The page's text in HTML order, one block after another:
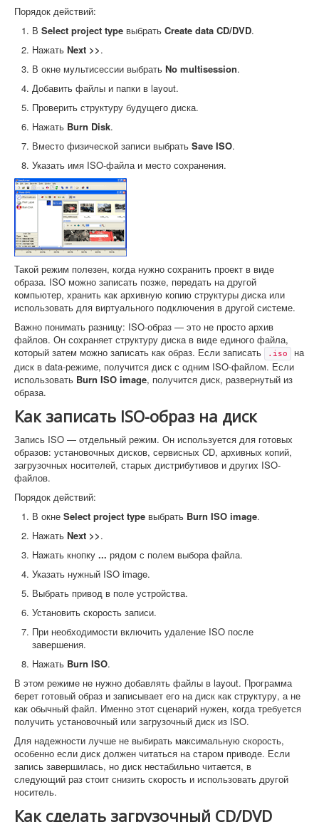
Порядок действий:
В Select project type выбрать Create data CD/DVD.
Нажать Next >>.
В окне мультисессии выбрать No multisession.
Добавить файлы и папки в layout.
Проверить структуру будущего диска.
Нажать Burn Disk.
Вместо физической записи выбрать Save ISO.
Указать имя ISO-файла и место сохранения.
Такой режим полезен, когда нужно сохранить проект в виде
образа. ISO можно записать позже, передать на другой
компьютер, хранить как архивную копию структуры диска или
использовать для виртуального подключения в другой системе.
Важно понимать разницу: ISO-образ — это не просто архив
файлов. Он сохраняет структуру диска в виде единого файла,
который затем можно записать как образ. Если записать
.iso
на
диск в data-режиме, получится диск с одним ISO-файлом. Если
использовать Burn ISO image, получится диск, развернутый из
образа.
Как записать ISO-образ на диск
Запись ISO — отдельный режим. Он используется для готовых
образов: установочных дисков, сервисных CD, архивных копий,
загрузочных носителей, старых дистрибутивов и других ISO-
файлов.
Порядок действий:
В окне Select project type выбрать Burn ISO image.
Нажать Next >>.
Нажать кнопку ... рядом с полем выбора файла.
Указать нужный ISO image.
Выбрать привод в поле устройства.
Установить скорость записи.
При необходимости включить удаление ISO после
завершения.
Нажать Burn ISO.
В этом режиме не нужно добавлять файлы в layout. Программа
берет готовый образ и записывает его на диск как структуру, а не
как обычный файл. Именно этот сценарий нужен, когда требуется
получить установочный или загрузочный диск из ISO.
Для надежности лучше не выбирать максимальную скорость,
особенно если диск должен читаться на старом приводе. Если
запись завершилась, но диск нестабильно читается, в
следующий раз стоит снизить скорость и использовать другой
носитель.
Как сделать загрузочный CD/DVD